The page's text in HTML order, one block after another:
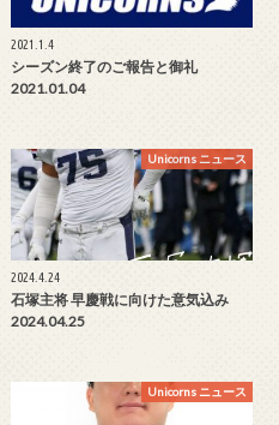
2021.1.4
シーズン終了のご報告と御礼
2021.01.04
Unicorns ニュース
2024.4.24
石塚主将 早慶戦に向けた意気込み
2024.04.25
Unicorns ニュース